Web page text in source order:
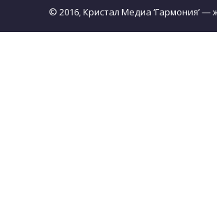
© 2016, Кристал Медиа ‘Гармония’ —